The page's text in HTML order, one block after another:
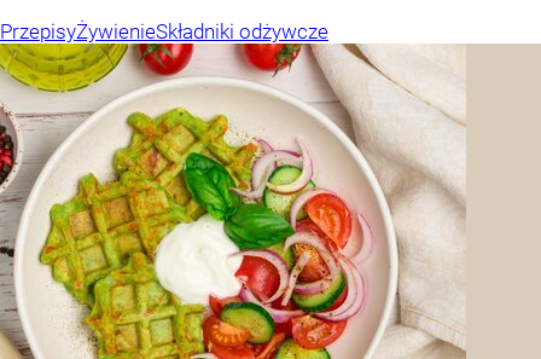
PrzepisyŻywienieSkładniki odżywcze